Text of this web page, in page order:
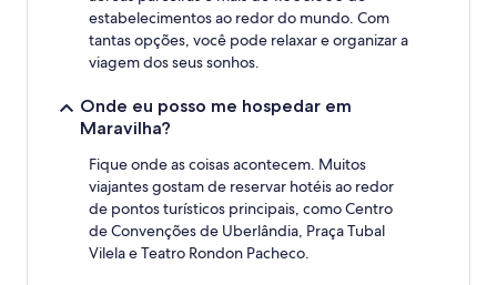
estabelecimentos ao redor do mundo. Com
tantas opções, você pode relaxar e organizar a
viagem dos seus sonhos.
Onde eu posso me hospedar em
Maravilha?
Fique onde as coisas acontecem. Muitos
viajantes gostam de reservar hotéis ao redor
de pontos turísticos principais, como Centro
de Convenções de Uberlândia, Praça Tubal
Vilela e Teatro Rondon Pacheco.